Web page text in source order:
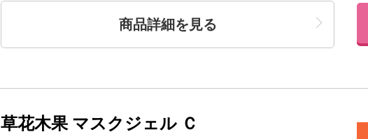
商品詳細を見る
草花木果 マスクジェル Ｃ